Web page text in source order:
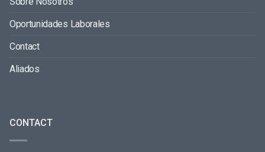
Oportunidades Laborales
Contact
Aliados
CONTACT